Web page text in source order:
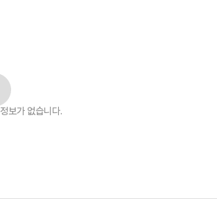
정보가 없습니다.